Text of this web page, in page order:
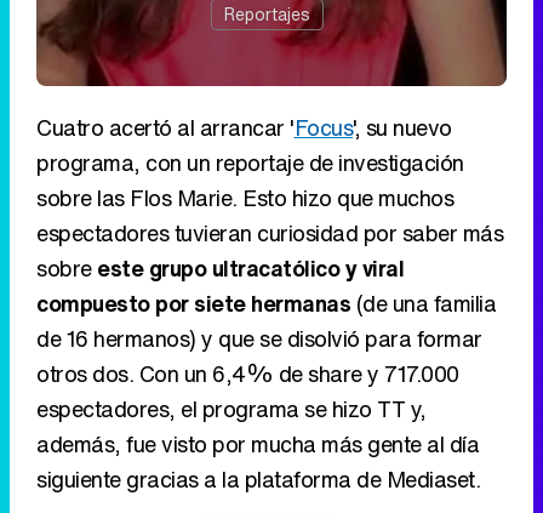
Reportajes
Cuatro acertó al arrancar 'Focus', su nuevo
programa, con un reportaje de investigación
sobre las Flos Marie. Esto hizo que muchos
espectadores tuvieran curiosidad por saber más
sobreeste grupo ultracatólico y viral
compuesto por siete hermanas (de una familia
de 16 hermanos) y que se disolvió para formar
otros dos. Con un 6,4% de share y 717.000
espectadores, el programa se hizo TT y,
además, fue visto por mucha más gente al día
siguiente gracias a la plataforma de Mediaset.